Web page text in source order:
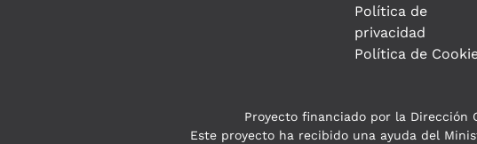
Política de
privacidad
Política de
Proyecto financiado por la Dirección
Este proyecto ha recibido una ayuda del